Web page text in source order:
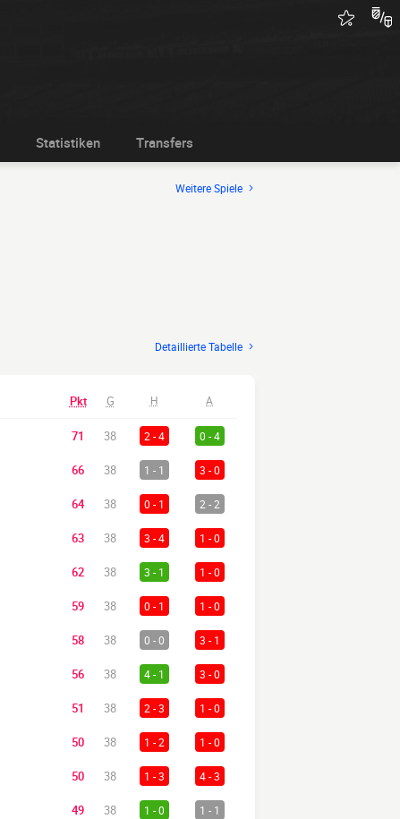
Statistiken Transfers
Weitere Spiele
Detaillierte Tabelle
Pkt G H A
71 38 2 - 4 0 - 4
66 38 1 - 1 3 - 0
64 38 0 - 1 2 - 2
63 38 3 - 4 1 - 0
62 38 3 - 1 1 - 0
59 38 0 - 1 1 - 0
58 38 0 - 0 3 - 1
56 38 4 - 1 3 - 0
51 38 2 - 3 1 - 0
50 38 1 - 2 1 - 0
50 38 1 - 3 4 - 3
49 38 1 - 0 1 - 1